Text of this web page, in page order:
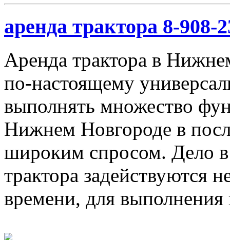
аренда трактора 8-908-
Аренда трактора в
по-настоящему
выполнять множество
Нижнем Новгороде в
широким спросом. Дело
трактора задействуются
времени, для выполнения